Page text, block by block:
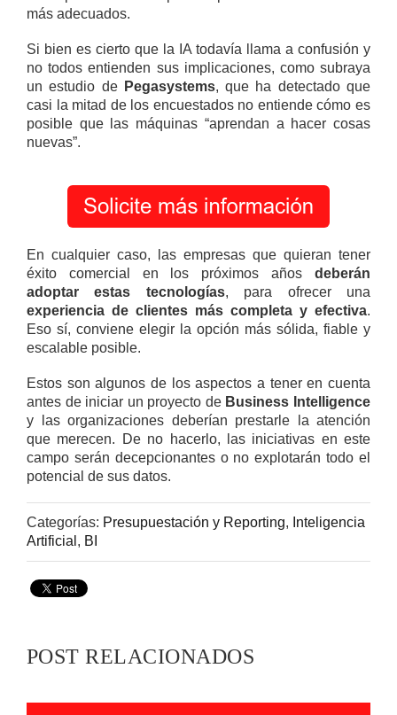
más adecuados.
Si bien es cierto que la IA todavía llama a confusión y
no todos entienden sus implicaciones, como subraya
un estudio dePegasystems, que ha detectado que
casi la mitad de los encuestados no entiende cómo es
posible que las máquinas “aprendan a hacer cosas
nuevas”.
En cualquier caso, las empresas que quieran tener
éxito comercial en los próximos años deberán
adoptar estas tecnologías, para ofrecer una
experiencia de clientes más completa y efectiva.
Eso sí, conviene elegir la opción más sólida, fiable y
escalable posible.
Estos son algunos de los aspectos a tener en cuenta
antes de iniciar un proyecto de Business Intelligence
y las organizaciones deberían prestarle la atención
que merecen. De no hacerlo, las iniciativas en este
campo serán decepcionantes o no explotarán todo el
potencial de sus datos.
Categorías: Presupuestación y Reporting, Inteligencia
Artificial , BI
POST RELACIONADOS